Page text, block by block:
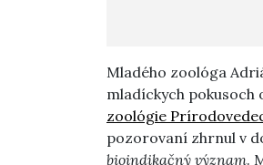
Mladého zoológa
mladíckych pokusoch
zoológie
pozorovaní zhrnul v
bioindikačný význam.